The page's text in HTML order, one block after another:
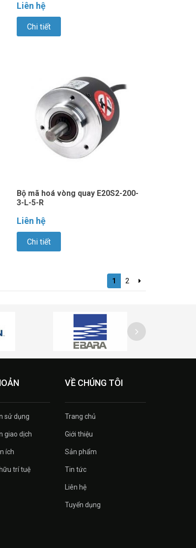
Liên hệ
Chi tiết
Bộ mã hoá vòng quay E20S2-200-
3-L-5-R
Liên hệ
Chi tiết
1 2
sử dụng
giao dịch
ích
trí tuệ
VỀ CHÚNG TÔI
Trang chủ
Giới thiệu
Sản phẩm
Tin tức
Liên hệ
Tuyển dụng